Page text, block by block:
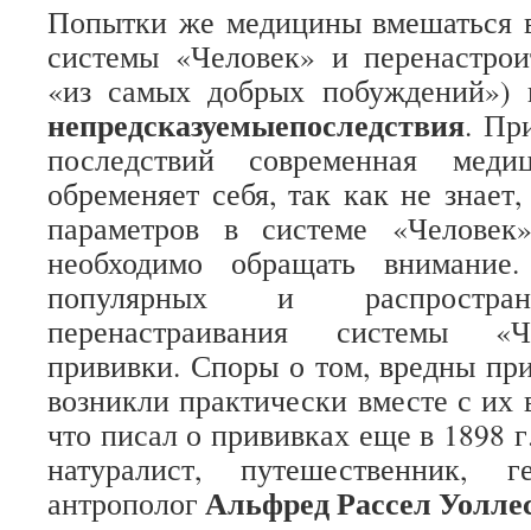
Попытки же медицины вмешаться
системы «Человек» и
«из самых добрых побуждений»)
непредсказуемыепоследствия.
последствий современная
обременяет себя, так как не
параметров в системе
необходимо обращать
популярных и
перенастраивания системы
прививки. Споры о том, вредны
возникли практически вместе с их
что писал о прививках еще в 1898
натуралист, путешественник,
антрополог Альфред Рассел